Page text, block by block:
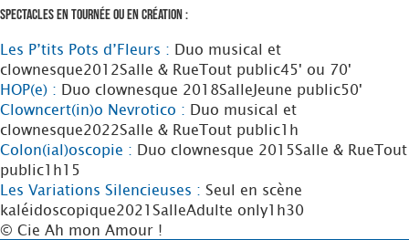
Spectacles en tournée ou en création :
Les P’tits Pots d’Fleurs : Duo musical et
clownesque2012Salle & RueTout public45' ou 70'
HOP(e) : Duo clownesque 2018SalleJeune public50'
Clowncert(in)o Nevrotico : Duo musical et
clownesque2022Salle & RueTout public1h
Colon(ial)oscopie : Duo clownesque 2015Salle & RueTout
public1h15
Les Variations Silencieuses : Seul en scène
kaléidoscopique2021 SalleAdulte only1h30
© Cie Ah mon Amour !